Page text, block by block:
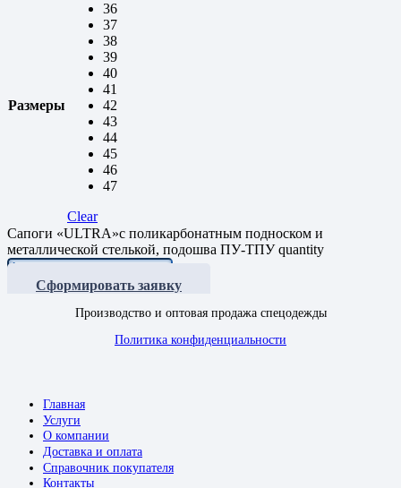
Размеры
36
37
38
39
40
41
42
43
44
45
46
47
Clear
Сапоги «ULTRA»с поликарбонатным подноском и
металлической стелькой, подошва ПУ-ТПУ quantity
Сформировать заявку
Производство и оптовая продажа спецодежды
Политика конфиденциальности
Главная
Услуги
О компании
Доставка и оплата
Справочник покупателя
Контакты